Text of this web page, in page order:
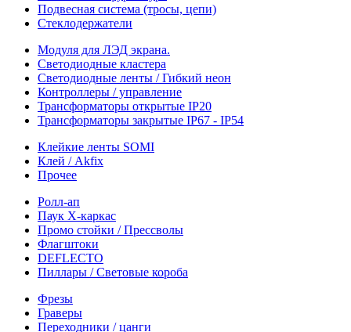
Подвесная система (тросы, цепи)
Стеклодержатели
Модуля для ЛЭД экрана.
Светодиодные кластера
Светодиодные ленты / Гибкий неон
Контроллеры / управление
Трансформаторы открытые IP20
Трансформаторы закрытые IP67 - IP54
Клейкие ленты SOMI
Клей / Akfix
Прочее
Ролл-ап
Паук X-каркас
Промо стойки / Прессволы
Флагштоки
DEFLECTO
Пиллары / Световые короба
Фрезы
Граверы
Переходники / цанги